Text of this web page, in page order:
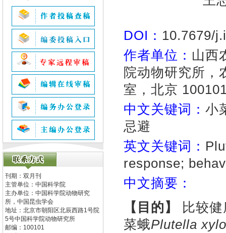
刊期：双月刊
主管单位： 中国科学院
主办单位： 中国科学院动物研究
所，中国昆虫学会
地址： 北京市朝阳区北辰西路1号院
5号中国科学院动物研究所
邮编： 100101
DOI： 10.7679/
作者单位： 山西
院动物研究所，
室，北京
中文关键词： 小
忌避
英文关键词：
response;
中文摘要：
【目的】
比较
菜蛾Plutella